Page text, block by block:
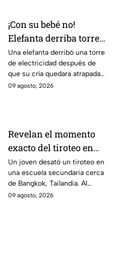
¡Con su bebé no!
Elefanta derriba torre
eléctrica para rescatar
a su cría
Una elefanta derribó una torre
de electricidad después de
que su cría quedara atrapada
entre los cables, en un intento
09 agosto, 2026
Revelan el momento
exacto del tiroteo en
secundaria que dejó al
menos 8 muertos y 30
heridos
Un joven desató un tiroteo en
una escuela secundaria cerca
de Bangkok, Tailandia. Al
menos ocho personas
09 agosto, 2026